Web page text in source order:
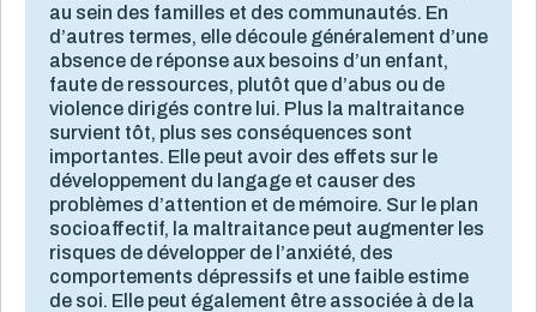
au sein des familles et des communautés. En
d’autres termes, elle découle généralement d’une
absence de réponse aux besoins d’un enfant,
faute de ressources, plutôt que d’abus ou de
violence dirigés contre lui. Plus la maltraitance
survient tôt, plus ses conséquences sont
importantes. Elle peut avoir des effets sur le
développement du langage et causer des
problèmes d’attention et de mémoire. Sur le plan
socioaffectif, la maltraitance peut augmenter les
risques de développer de l’anxiété, des
comportements dépressifs et une faible estime
de soi. Elle peut également être associée à de la